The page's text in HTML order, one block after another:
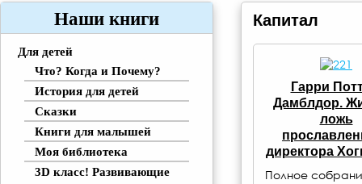
Наши книги
Для детей
Что? Когда и Почему?
История для детей
Сказки
Книги для малышей
Моя библиотека
3D класс! Развивающие
Капитал
Гарри
Дамблдор.
ложь
директора
Полное